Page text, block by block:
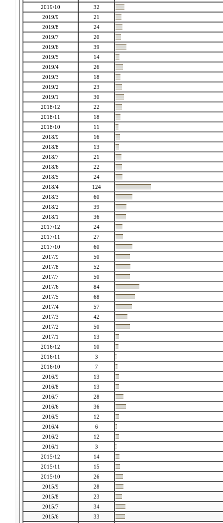
2019/10
32
2019/9
21
2019/8
24
2019/7
20
2019/6
39
2019/5
14
2019/4
26
2019/3
18
2019/2
23
2019/1
30
2018/12
22
2018/11
18
2018/10
11
2018/9
16
2018/8
13
2018/7
21
2018/6
22
2018/5
24
2018/4
124
2018/3
60
2018/2
39
2018/1
36
2017/12
24
2017/11
27
2017/10
60
2017/9
50
2017/8
52
2017/7
50
2017/6
84
2017/5
68
2017/4
57
2017/3
42
2017/2
50
2017/1
13
2016/12
10
2016/11
3
2016/10
7
2016/9
13
2016/8
13
2016/7
28
2016/6
36
2016/5
12
2016/4
6
2016/2
12
2016/1
3
2015/12
14
2015/11
15
2015/10
26
2015/9
28
2015/8
23
2015/7
34
2015/6
33